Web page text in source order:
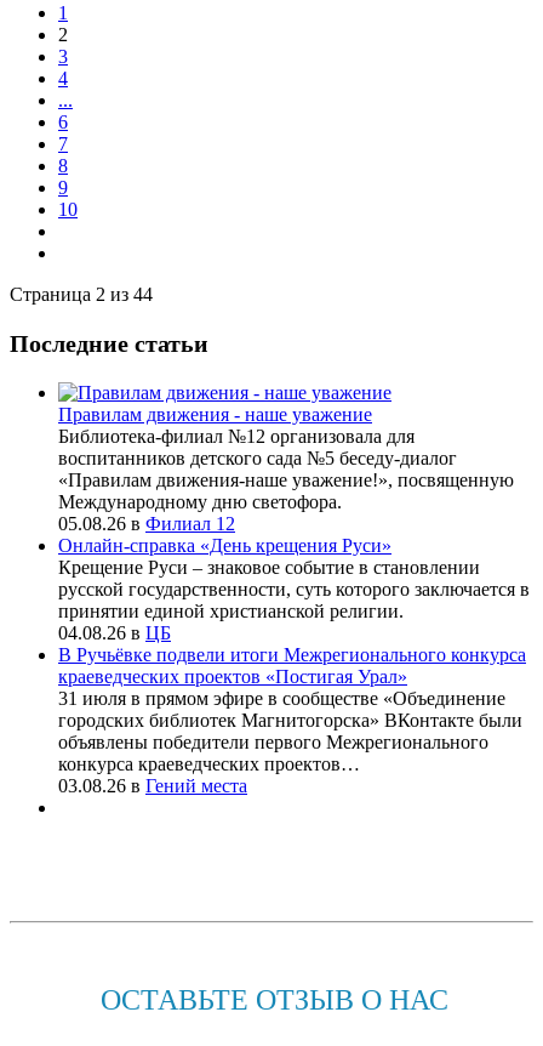
1
2
3
4
...
6
7
8
9
10
Страница 2 из 44
Последние статьи
Правилам движения - наше уважение
Библиотека-филиал №12 организовала для
воспитанников детского сада №5 беседу-диалог
«Правилам движения-наше уважение!», посвященную
Международному дню светофора.
05.08.26 в Филиал 12
Онлайн-справка «День крещения Руси»
Крещение Руси – знаковое событие в становлении
русской государственности, суть которого заключается в
принятии единой христианской религии.
04.08.26 в ЦБ
В Ручьёвке подвели итоги Межрегионального конкурса
краеведческих проектов «Постигая Урал»
31 июля в прямом эфире в сообществе «Объединение
городских библиотек Магнитогорска» ВКонтакте были
объявлены победители первого Межрегионального
конкурса краеведческих проектов…
03.08.26 в Гений места
ОСТАВЬТЕ ОТЗЫВ О НАС